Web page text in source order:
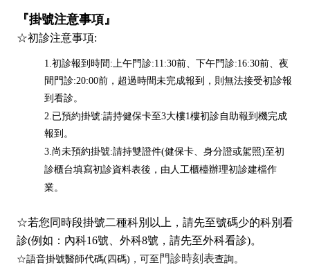
『掛號注意事項』
☆初診注意事項:
1.初診報到時間:上午門診:11:30前、下午門診:16:30前、夜
間門診:20:00前，超過時間未完成報到，則無法接受初診報
到看診。
2.已預約掛號:請持健保卡至3大樓1樓初診自助報到機完成
報到。
3.尚未預約掛號:請持雙證件(健保卡、身分證或駕照)至初
診櫃台填寫初診資料表後，由人工櫃檯辦理初診建檔作
業。
☆若您同時段掛號二種科別以上，請先至號碼少的科別看
診(例如：內科16號、外科8號，請先至外科看診)。
☆語音掛號醫師代碼(四碼)，可至 門診時刻表查詢。